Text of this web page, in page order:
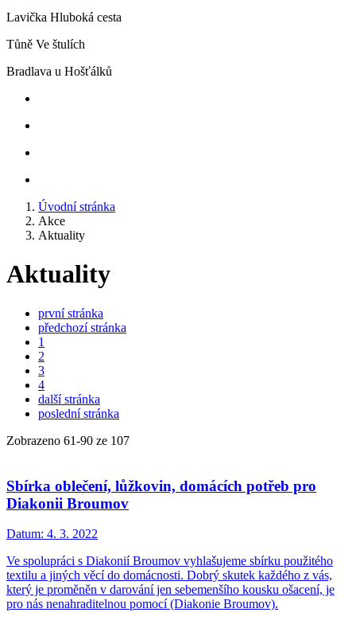
Lavička Hluboká cesta
Tůně Ve štulích
Bradlava u Hošťálků
Úvodní stránka
Akce
Aktuality
Aktuality
první stránka
předchozí stránka
1
2
3
4
další stránka
poslední stránka
Zobrazeno 61-90 ze 107
Sbírka oblečení, lůžkovin, domácích potřeb pro
Diakonii Broumov
Datum: 4. 3. 2022
Ve spolupráci s Diakonií Broumov vyhlašujeme sbírku použitého
textilu a jiných věcí do domácnosti. Dobrý skutek každého z vás,
který je proměněn v darování jen sebemenšího kousku ošacení, je
pro nás nenahraditelnou pomocí (Diakonie Broumov).